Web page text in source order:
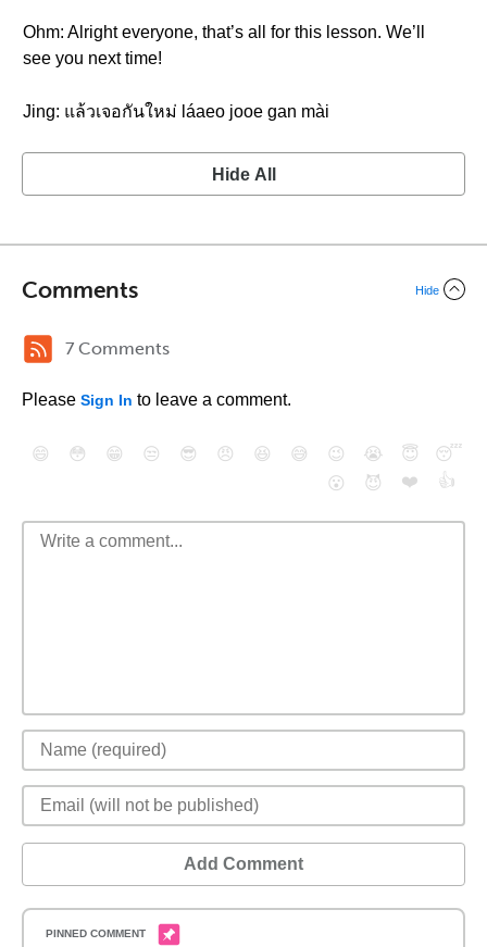
Ohm: Alright everyone, that’s all for this lesson. We’ll
see you next time!
Jing: แล้วเจอกันใหม่ láaeo jooe gan mài
Hide All
Comments Hide
7 Comments
Please Sign In to leave a comment.
😄 😳 😁 😒 😎 😠 😆 😅 😉 😭 😇
😴
😮
😈 ❤️ 👍
Add Comment